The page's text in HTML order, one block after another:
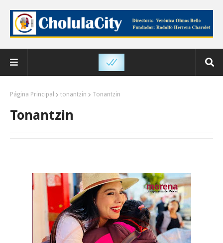
Página Principal tonantzin Tonantzin
Tonantzin